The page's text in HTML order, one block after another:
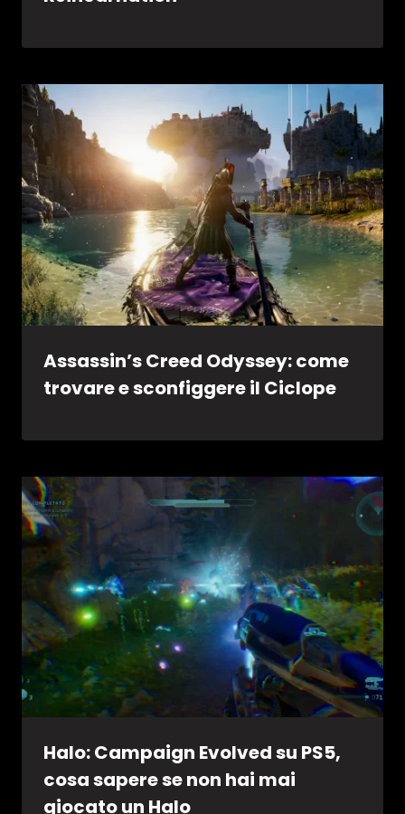
Assassin’s Creed Odyssey: come
trovare e sconfiggere il Ciclope
Halo: Campaign Evolved su PS5,
cosa sapere se non hai mai
giocato un Halo